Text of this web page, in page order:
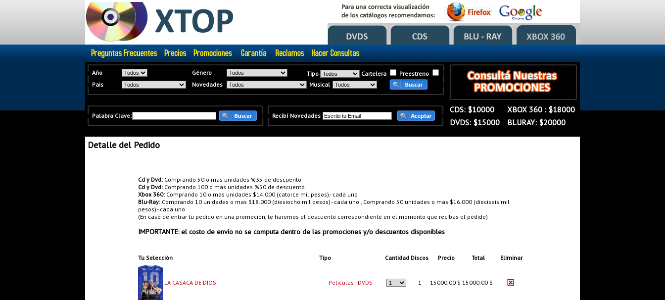
� Año Género Tipo Cartelera Preestreno
�
� Pais Novedades Musical �
CDS: $10000
XBOX 360 : $18000
DVDS: $15000
BLURAY: $20000
� Palabra Clave: � � Recibí Novedades �
Detalle del Pedido
Cd y Dvd: Comprando 50 o mas unidades %35 de descuento
Cd y Dvd: Comprando 100 o mas unidades %50 de descuento
Xbox 360: Comprando 10 o mas unidades $14.000 (catorce mil pesos).- cada uno
Blu-Ray: Comprando 10 unidades o mas $18.000 (diesiocho mil pesos).- cada uno , Comprando 50 unidades o mas $16.000 (dieciseis mil
pesos).- cada uno
(En caso de entrar tu pedido en una promoción, te haremos el descuento correspondiente en el momento que recibas el pedido)
IMPORTANTE: el costo de envío no se computa dentro de las promociones y/o descuentos disponibles
Tu Selección Tipo Cantidad Discos Precio Total Eliminar
LA CASACA DE DIOS Peliculas - DVDS 1 15000.00 $ 15000.00 $